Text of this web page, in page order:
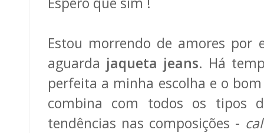
Estou morrendo de amores por
aguarda jaqueta jeans. Há
perfeita a minha escolha e o
combina com todos os tipos
tendências nas composições -